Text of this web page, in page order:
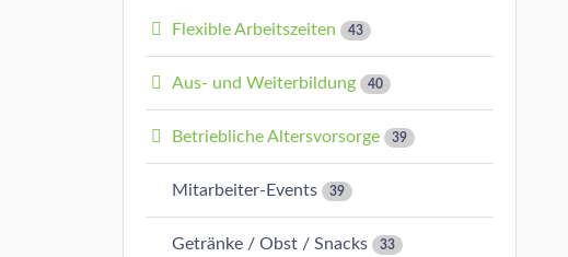
Flexible Arbeitszeiten 43
Aus- und Weiterbildung 40
Betriebliche Altersvorsorge 39
Mitarbeiter-Events 39
Getränke / Obst / Snacks 33